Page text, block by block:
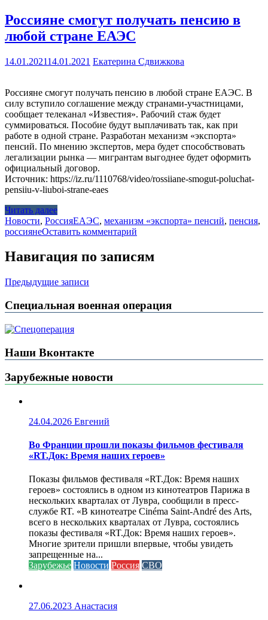
Россияне смогут получать пенсию в
любой стране ЕАЭС
14.01.202114.01.2021 Екатерина Сдвижкова
Россияне смогут получать пенсию в любой стране ЕАЭС. В
силу вступило соглашение между странами-участницами,
сообщает телеканал «Известия». Рабочий стаж будет
суммироваться. Пособие будут выплачивать так, как при
работе в одной стране. Разработан механизм «экспорта»
пенсий. По мнению экспертов, мера будет способствовать
легализации рынка ­— мигрантам выгоднее будет оформить
официальный договор.
Источник: https://iz.ru/1110768/video/rossiiane-smogut-poluchat-
pensiiu-v-liuboi-strane-eaes
Читать далее
Новости, РоссияЕАЭС, механизм «экспорта» пенсий, пенсия,
россиянеОставить комментарий
Навигация по записям
Предыдущие записи
Специальная военная операция
Наши Вконтакте
Зарубежные новости
24.04.2026 Евгений
Во Франции прошли показы фильмов фестиваля
«RT.Док: Время наших героев»
Показы фильмов фестиваля «RT.Док: Время наших
героев» состоялись в одном из кинотеатров Парижа в
нескольких кварталах от Лувра, сообщили в пресс-
службе RT. «В кинотеатре Cinéma Saint-André des Arts,
всего в нескольких кварталах от Лувра, состоялись
показы фестиваля «RT.Док: Время наших героев».
Многие зрители пришли впервые, чтобы увидеть
запрещенные на...
Зарубежье Новости Россия СВО
27.06.2023 Анастасия